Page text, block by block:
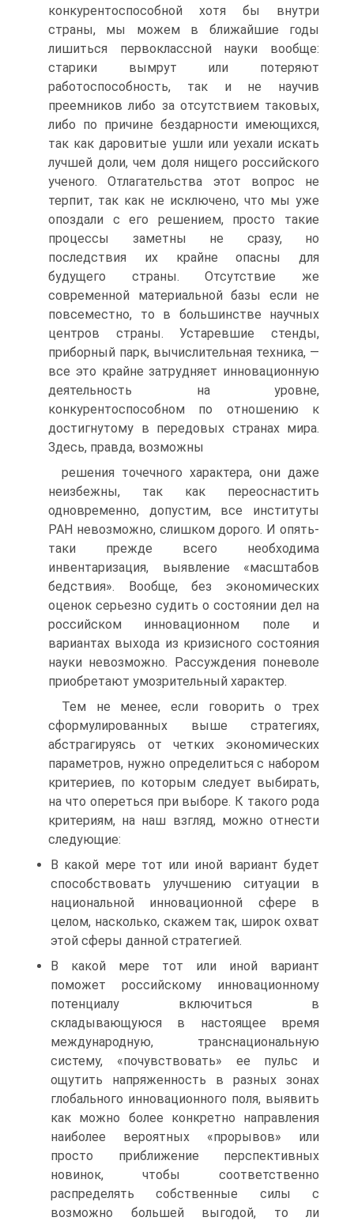
конкурентоспособной хотя бы внутри
страны, мы можем в ближайшие годы
лишиться первоклассной науки вообще:
старики вымрут или потеряют
работоспособность, так и не научив
преемников либо за отсутствием таковых,
либо по причине бездарности имеющихся,
так как даровитые ушли или уехали искать
лучшей доли, чем доля нищего российского
ученого. Отлагательства этот вопрос не
терпит, так как не исключено, что мы уже
опоздали с его решением, просто такие
процессы заметны не сразу, но
последствия их крайне опасны для
будущего страны. Отсутствие же
современной материальной базы если не
повсеместно, то в большинстве научных
центров страны. Устаревшие стенды,
приборный парк, вычислительная техника, —
все это крайне затрудняет инновационную
деятельность на уровне,
конкурентоспособном по отношению к
достигнутому в передовых странах мира.
Здесь, правда, возможны
решения точечного характера, они даже
неизбежны, так как переоснастить
одновременно, допустим, все институты
РАН невозможно, слишком дорого. И опять-
таки прежде всего необходима
инвентаризация, выявление «масштабов
бедствия». Вообще, без экономических
оценок серьезно судить о состоянии дел на
российском инновационном поле и
вариантах выхода из кризисного состояния
науки невозможно. Рассуждения поневоле
приобретают умозрительный характер.
Тем не менее, если говорить о трех
сформулированных выше стратегиях,
абстрагируясь от четких экономических
параметров, нужно определиться с набором
критериев, по которым следует выбирать,
на что опереться при выборе. К такого рода
критериям, на наш взгляд, можно отнести
следующие:
В какой мере тот или иной вариант будет
способствовать улучшению ситуации в
национальной инновационной сфере в
целом, насколько, скажем так, широк охват
этой сферы данной стратегией.
В какой мере тот или иной вариант
поможет российскому инновационному
потенциалу включиться в
складывающуюся в настоящее время
международную, транснациональную
систему, «почувствовать» ее пульс и
ощутить напряженность в разных зонах
глобального инновационного поля, выявить
как можно более конкретно направления
наиболее вероятных «прорывов» или
просто приближение перспективных
новинок, чтобы соответственно
распределять собственные силы с
возможно большей выгодой, то ли